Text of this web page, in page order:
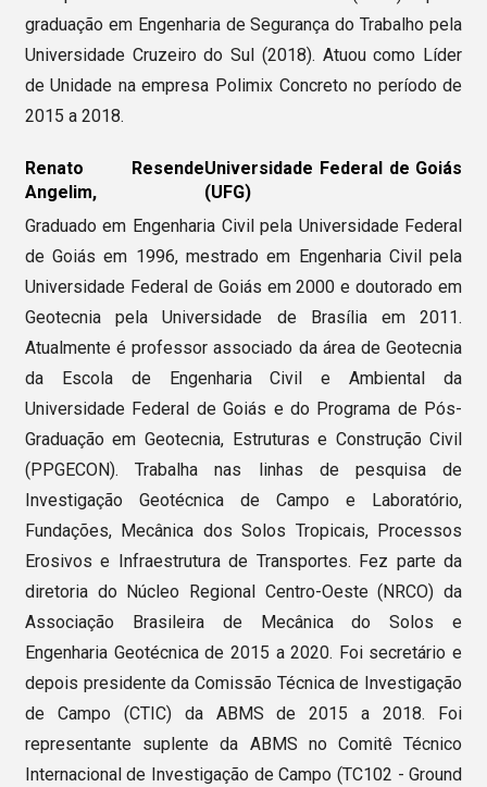
graduação em Engenharia de Segurança do Trabalho pela
Universidade Cruzeiro do Sul (2018). Atuou como Líder
de Unidade na empresa Polimix Concreto no período de
2015 a 2018.
Renato Resende
Angelim,
Universidade Federal de Goiás
(UFG)
Graduado em Engenharia Civil pela Universidade Federal
de Goiás em 1996, mestrado em Engenharia Civil pela
Universidade Federal de Goiás em 2000 e doutorado em
Geotecnia pela Universidade de Brasília em 2011.
Atualmente é professor associado da área de Geotecnia
da Escola de Engenharia Civil e Ambiental da
Universidade Federal de Goiás e do Programa de Pós-
Graduação em Geotecnia, Estruturas e Construção Civil
(PPGECON). Trabalha nas linhas de pesquisa de
Investigação Geotécnica de Campo e Laboratório,
Fundações, Mecânica dos Solos Tropicais, Processos
Erosivos e Infraestrutura de Transportes. Fez parte da
diretoria do Núcleo Regional Centro-Oeste (NRCO) da
Associação Brasileira de Mecânica do Solos e
Engenharia Geotécnica de 2015 a 2020. Foi secretário e
depois presidente da Comissão Técnica de Investigação
de Campo (CTIC) da ABMS de 2015 a 2018. Foi
representante suplente da ABMS no Comitê Técnico
Internacional de Investigação de Campo (TC102 - Ground